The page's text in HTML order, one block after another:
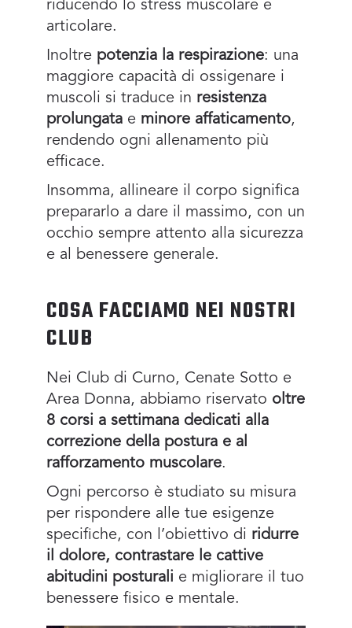
riducendo lo stress muscolare e
articolare.
Inoltre potenzia la respirazione: una
maggiore capacità di ossigenare i
muscoli si traduce in resistenza
prolungata e minore affaticamento,
rendendo ogni allenamento più
efficace.
Insomma, allineare il corpo significa
prepararlo a dare il massimo, con un
occhio sempre attento alla sicurezza
e al benessere generale.
COSA FACCIAMO NEI NOSTRI
CLUB
Nei Club di Curno, Cenate Sotto e
Area Donna, abbiamo riservato oltre
8 corsi a settimana dedicati alla
correzione della postura e al
rafforzamento muscolare.
Ogni percorso è studiato su misura
per rispondere alle tue esigenze
specifiche, con l’obiettivo di ridurre
il dolore, contrastare le cattive
abitudini posturali e migliorare il tuo
benessere fisico e mentale.